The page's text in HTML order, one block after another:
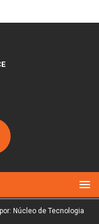
Núcleo de Tecnologia